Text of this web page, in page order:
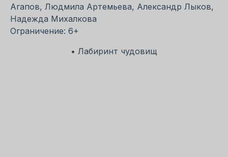
Агапов, Людмила Артемьева, Александр Лыков,
Надежда Михалкова
Ограничение: 6+
• Лабиринт чудовищ